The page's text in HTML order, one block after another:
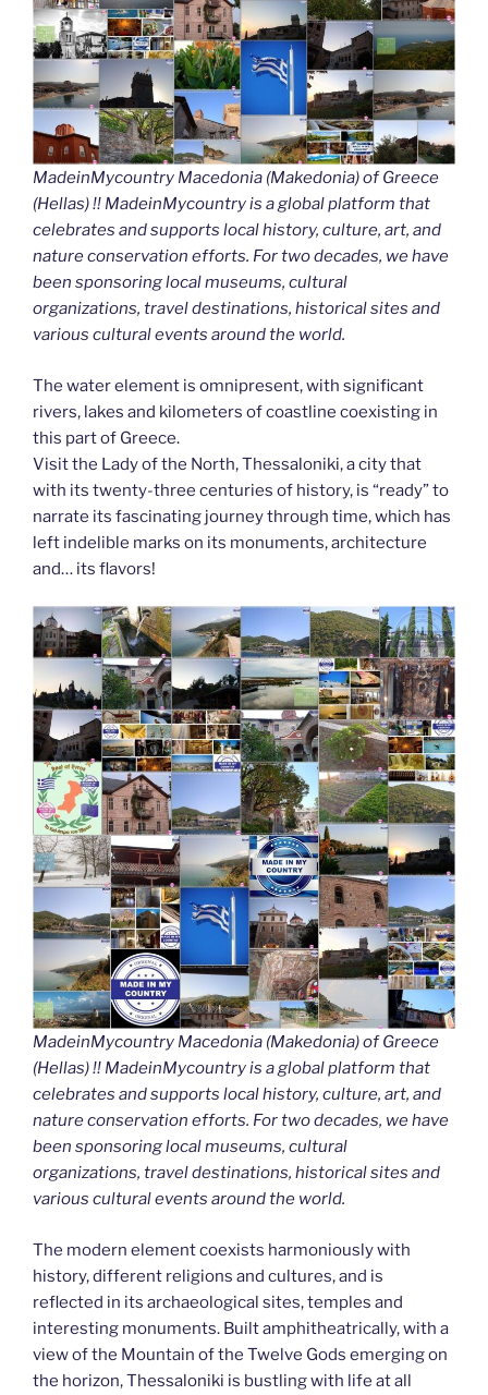
MadeinMycountry Macedonia (Makedonia) of Greece
(Hellas) !! MadeinMycountry is a global platform that
celebrates and supports local history, culture, art, and
nature conservation efforts. For two decades, we have
been sponsoring local museums, cultural
organizations, travel destinations, historical sites and
various cultural events around the world.
The water element is omnipresent, with significant
rivers, lakes and kilometers of coastline coexisting in
this part of Greece.
Visit the Lady of the North, Thessaloniki, a city that
with its twenty-three centuries of history, is “ready” to
narrate its fascinating journey through time, which has
left indelible marks on its monuments, architecture
and… its flavors!
MadeinMycountry Macedonia (Makedonia) of Greece
(Hellas) !! MadeinMycountry is a global platform that
celebrates and supports local history, culture, art, and
nature conservation efforts. For two decades, we have
been sponsoring local museums, cultural
organizations, travel destinations, historical sites and
various cultural events around the world.
The modern element coexists harmoniously with
history, different religions and cultures, and is
reflected in its archaeological sites, temples and
interesting monuments. Built amphitheatrically, with a
view of the Mountain of the Twelve Gods emerging on
the horizon, Thessaloniki is bustling with life at all